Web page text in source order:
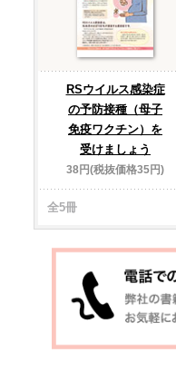
RSウイルス感染症
の予防接種（母子
免疫ワクチン）を
受けましょう
38円(税抜価格35円)
全5冊